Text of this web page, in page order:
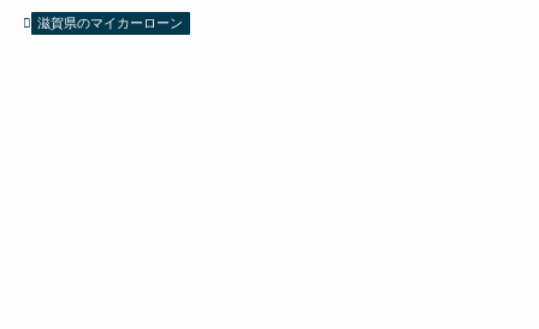
滋賀県のマイカーローン